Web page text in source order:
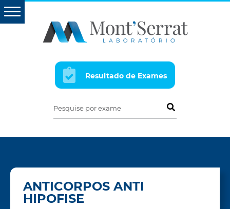
Resultado de Exames
Pesquise por exame
ANTICORPOS ANTI
HIPOFISE